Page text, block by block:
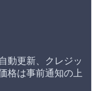
動更新、クレジッ
格は事前通知の上